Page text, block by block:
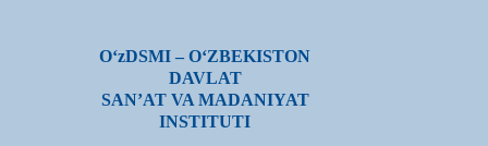
О‘zDSMI – О‘ZBEKISTON
DAVLAT
SAN’AT VA MADANIYAT
INSTITUTI